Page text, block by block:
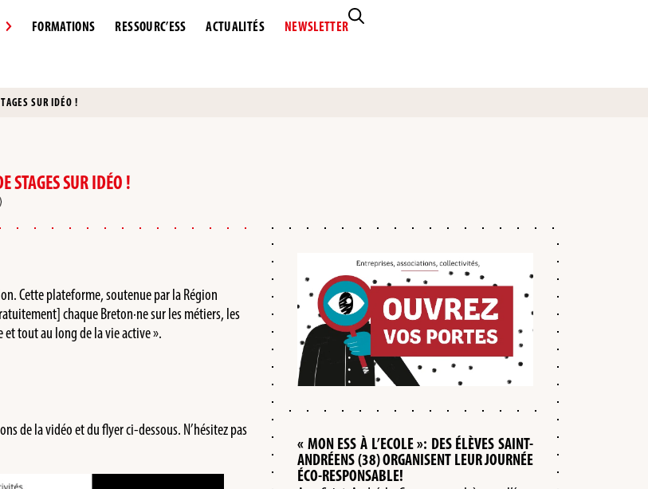
FORMATIONS RESSOURC’ESS ACTUALITÉS NEWSLETTER
SUR IDÉO !
STAGES SUR IDÉO !
Cette plateforme, soutenue par la Région
chaque Breton·ne sur les métiers, les
tout au long de la vie active ».
de la vidéo et du flyer ci-dessous. N’hésitez pas
« MON ESS À L’ECOLE »: DES ÉLÈVES SAINT-
ANDRÉENS (38) ORGANISENT LEUR JOURNÉE
ÉCO-RESPONSABLE!